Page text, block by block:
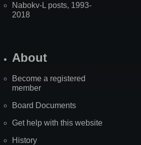
Nabokv-L posts, 1993-
2018
About
Become a registered
member
Board Documents
Get help with this website
History